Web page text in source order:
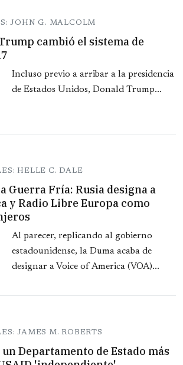
JOHN G. MALCOLM
cambió el sistema de
Incluso previo a arribar a la presidencia
de Estados Unidos, Donald Trump...
HELLE C. DALE
Guerra Fría: Rusia designa a
y Radio Libre Europa como
Al parecer, replicando al gobierno
estadounidense, la Duma acaba de
designar a Voice of America (VOA)...
JAMES M. ROBERTS
un Departamento de Estado más